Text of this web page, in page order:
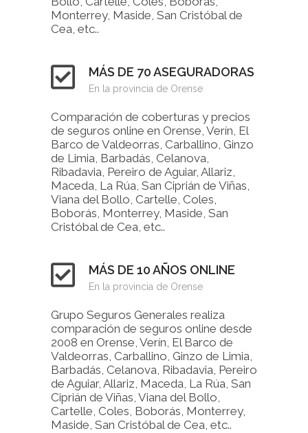
Monterrey, Maside, San Cristóbal de
Cea, etc..
MÁS DE 70 ASEGURADORAS
En la provincia de Orense
Comparación de coberturas y precios
de seguros online en Orense, Verín, El
Barco de Valdeorras, Carballino, Ginzo
de Limia, Barbadás, Celanova,
Ribadavia, Pereiro de Aguiar, Allariz,
Maceda, La Rúa, San Ciprián de Viñas,
Viana del Bollo, Cartelle, Coles,
Boborás, Monterrey, Maside, San
Cristóbal de Cea, etc..
MÁS DE 10 AÑOS ONLINE
En la provincia de Orense
Grupo Seguros Generales realiza
comparación de seguros online desde
2008 en Orense, Verín, El Barco de
Valdeorras, Carballino, Ginzo de Limia,
Barbadás, Celanova, Ribadavia, Pereiro
de Aguiar, Allariz, Maceda, La Rúa, San
Ciprián de Viñas, Viana del Bollo,
Cartelle, Coles, Boborás, Monterrey,
Maside, San Cristóbal de Cea, etc..